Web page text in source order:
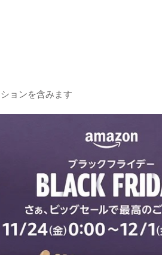
ョンを含みます